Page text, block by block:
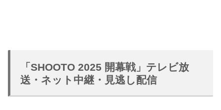
「SHOOTO 2025 開幕戦」テレビ放
送・ネット中継・見逃し配信